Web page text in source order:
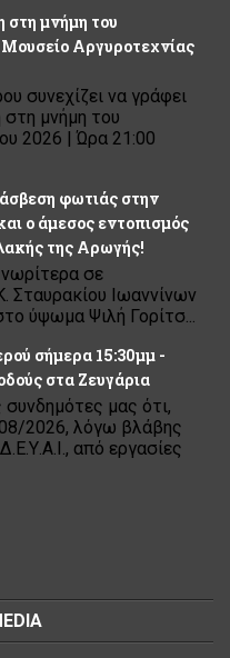
στη μνήμη του
Αργυροτεχνίας
συνεχίζει να γράφει
στη μνήμη του
2026 | Ώρα 21:00
φωτιάς στην
ο άμεσος εντοπισμός
της Αρωγής!
σε
Σταυρακίου Ιωαννίνων
ύψωμα Ψιλή Γορίτσ...
σήμερα 15:30μμ -
στα Ζευγάρια
μας ότι,
2026, λόγω βλάβης
από εργασίες